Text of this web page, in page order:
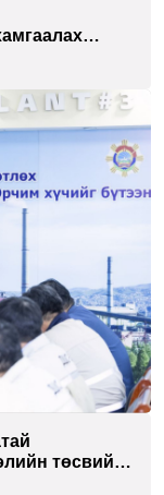
нэгдэл” ХХК-
төсвийг